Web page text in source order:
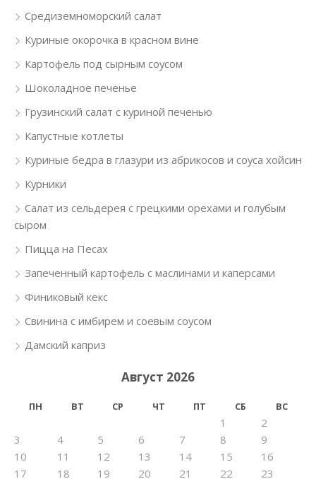
Средиземноморский салат
Куриные окорочка в красном вине
Картофель под сырным соусом
Шоколадное печенье
Грузинский салат с куриной печенью
Капустные котлеты
Куриные бедра в глазури из абрикосов и соуса хойсин
Курники
Салат из сельдерея с грецкими орехами и голубым
сыром
Пицца на Песах
Запеченный картофель с маслинами и каперсами
Финиковый кекс
Свинина с имбирем и соевым соусом
Дамский каприз
Август 2026
ПН ВТ СР ЧТ ПТ СБ ВС
1
2
3
4 5 6 7 8
9
10
11 12 13 14 15
16
17
18 19 20 21 22 23